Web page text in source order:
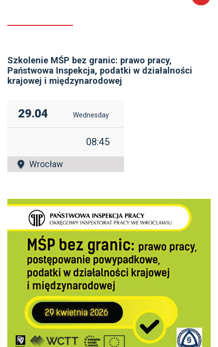
Szkolenie MŚP bez granic: prawo pracy,
Państwowa Inspekcja, podatki w działalności
krajowej i międzynarodowej
29.04 Wednesday
08:45
Wrocław